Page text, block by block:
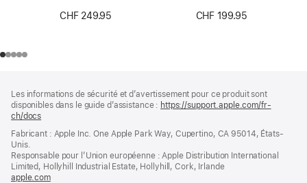
CHF 249.95
CHF 199.95
de
page
de
bas
page
Les informations de sécurité et d’avertissement pour ce produit sont
disponibles dans le guide d’assistance : https://support.apple.com/fr-
ch/docs
une
fenêtre)
Fabricant : Apple Inc. One Apple Park Way, Cupertino, CA 95014, États-
Unis.
Responsable pour l’Union européenne : Apple Distribution International
Limited, Hollyhill Industrial Estate, Hollyhill, Cork, Irlande
apple.com(s’ouvre